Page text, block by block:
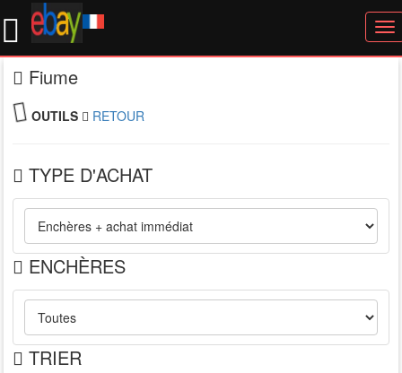
Fiume
OUTILS RETOUR
TYPE D'ACHAT
ENCHÈRES
TRIER